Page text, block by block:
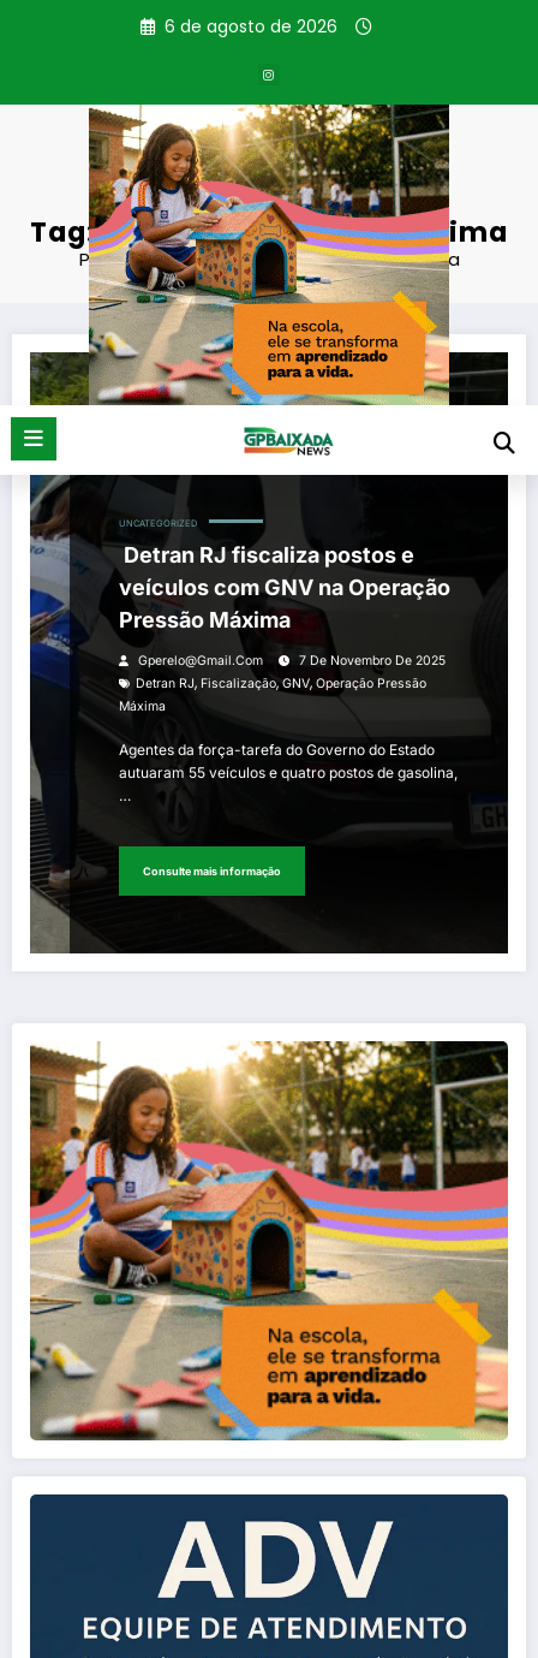
6 de agosto de 2026
Tag: Operação Pressão Máxima
Página inicial Operação Pressão Máxima
UNCATEGORIZED
Detran RJ fiscaliza postos e
veículos com GNV na Operação
Pressão Máxima
Gperelo@gmail.com
7 De Novembro De 2025
Detran RJ, Fiscalização,GNV, Operação Pressão
Máxima
Agentes da força-tarefa do Governo do Estado
autuaram 55 veículos e quatro postos de gasolina,
…
Consulte mais informação